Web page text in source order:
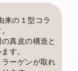
来の１型コラ
真皮の構造と
す。
ーゲンが取れ